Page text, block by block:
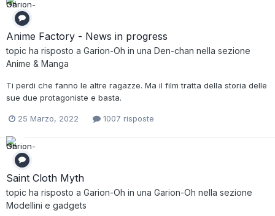
Anime Factory - News in progress
topic ha risposto a Garion-Oh in una Den-chan nella sezione
Anime & Manga
Ti perdi che fanno le altre ragazze. Ma il film tratta della storia delle
sue due protagoniste e basta.
25 Marzo, 2022 1007 risposte
Saint Cloth Myth
topic ha risposto a Garion-Oh in una Garion-Oh nella sezione
Modellini e gadgets